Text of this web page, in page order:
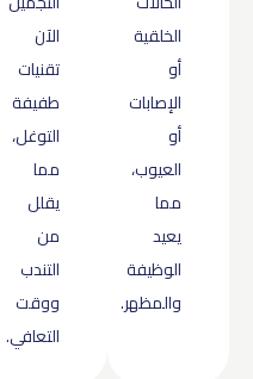
الخلقية
أو
الإصابات
أو
العيوب،
مما
يعيد
الوظيفة
والمظهر.
الآن
تقنيات
طفيفة
التوغل،
مما
يقلل
من
التندب
ووقت
التعافي.